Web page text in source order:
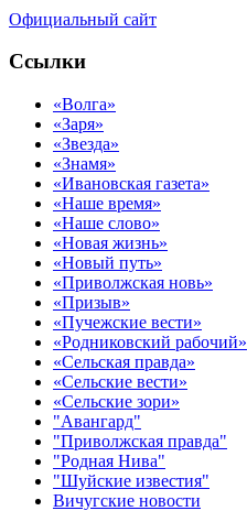
Официальный сайт
Ссылки
«Волга»
«Заря»
«Звезда»
«Знамя»
«Ивановская газета»
«Наше время»
«Наше слово»
«Новая жизнь»
«Новый путь»
«Приволжская новь»
«Призыв»
«Пучежские вести»
«Родниковский рабочий»
«Сельская правда»
«Сельские вести»
«Сельские зори»
"Авангард"
"Приволжская правда"
"Родная Нива"
"Шуйские известия"
Вичугские новости